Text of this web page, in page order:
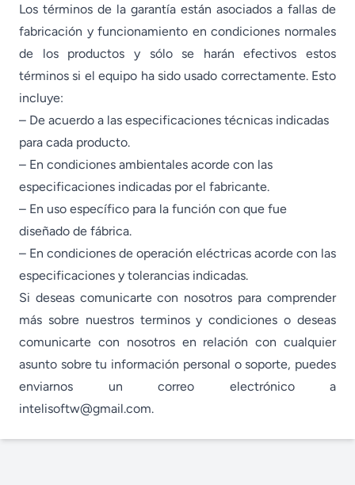
Los términos de la garantía están asociados a fallas de
fabricación y funcionamiento en condiciones normales
de los productos y sólo se harán efectivos estos
términos si el equipo ha sido usado correctamente. Esto
incluye:
– De acuerdo a las especificaciones técnicas indicadas
para cada producto.
– En condiciones ambientales acorde con las
especificaciones indicadas por el fabricante.
– En uso específico para la función con que fue
diseñado de fábrica.
– En condiciones de operación eléctricas acorde con las
especificaciones y tolerancias indicadas.
Si deseas comunicarte con nosotros para comprender
más sobre nuestros terminos y condiciones o deseas
comunicarte con nosotros en relación con cualquier
asunto sobre tu información personal o soporte, puedes
enviarnos un correo electrónico a
intelisoftw@gmail.com.